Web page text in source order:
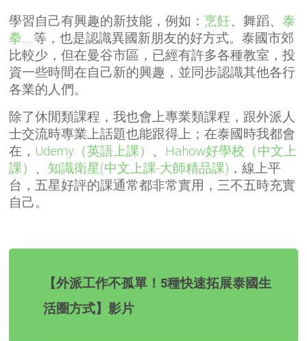
學習自己有興趣的新技能，例如：烹飪、舞蹈、泰
拳….等，也是認識異國新朋友的好方式。泰國市郊
比較少，但在曼谷市區，已經有許多各種教室，投
資一些時間在自己新的興趣，並同步認識其他各行
各業的人們。
除了休閒類課程，我也會上專業類課程，跟外派人
士交流時專業上話題也能跟得上；在泰國時我都會
在， Udemy（英語上課） 、 Hahow好學校（中文上
課） 、 知識衛星(中文上課-大師精品課) ，線上平
台，五星好評的課通常都非常實用，三不五時充實
自己。
【外派工作不孤單！5種快速拓展泰國生
活圈方式】影片